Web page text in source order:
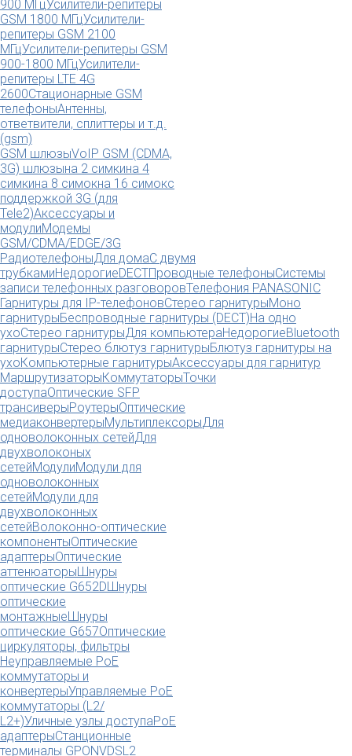
900 МГцУсилители-репитеры
GSM 1800 МГцУсилители-
репитеры GSM 2100
МГцУсилители-репитеры GSM
900-1800 МГцУсилители-
репитеры LTE 4G
2600Стационарные GSM
телефоныАнтенны,
ответвители, сплиттеры и т.д.
(gsm)
GSM шлюзыVoIP GSM (CDMA,
3G) шлюзына 2 симкина 4
симкина 8 симокна 16 симокс
поддержкой 3G (для
Tele2)Аксессуары и
модулиМодемы
GSM/CDMA/EDGE/3G
РадиотелефоныДля домаС двумя
трубкамиНедорогиеDECTПроводные телефоныСистемы
записи телефонных разговоровТелефония PANASONIC
Гарнитуры для IP-телефоновСтерео гарнитурыМоно
гарнитурыБеспроводные гарнитуры (DECT)На одно
ухоСтерео гарнитурыДля компьютераНедорогиеBluetooth
гарнитурыСтерео блютуз гарнитурыБлютуз гарнитуры на
ухоКомпьютерные гарнитурыАксессуары для гарнитур
МаршрутизаторыКоммутаторыТочки
доступаОптические SFP
трансиверыРоутерыОптические
медиаконвертерыМультиплексорыДля
одноволоконных сетейДля
двухволоконых
сетейМодулиМодули для
одноволоконных
сетейМодули для
двухволоконных
сетейВолоконно-оптические
компонентыОптические
адаптерыОптические
аттенюаторыШнуры
оптические G652DШнуры
оптические
монтажныеШнуры
оптические G657Оптические
циркуляторы, фильтры
Неуправляемые PoE
коммутаторы и
конвертерыУправляемые PoE
коммутаторы (L2/
L2+)Уличные узлы доступаPoE
адаптерыСтанционные
терминалы GPONVDSL2